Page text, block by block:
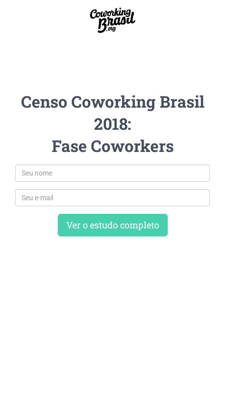
Censo Coworking Brasil
2018:
Fase Coworkers